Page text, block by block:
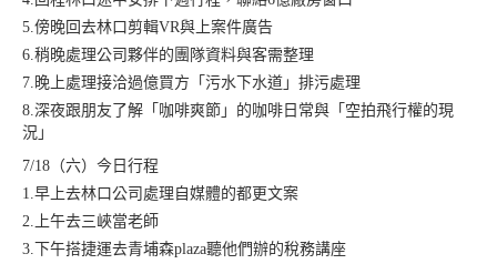
5.傍晚回去林口剪輯VR與上案件廣告
6.稍晚處理公司夥伴的團隊資料與客需整理
7.晚上處理接洽過億買方「污水下水道」排污處理
8.深夜跟朋友了解「咖啡爽節」的咖啡日常與「空拍飛行權的現
況」
7/18（六）今日行程
1.早上去林口公司處理自媒體的都更文案
2.上午去三峽當老師
3.下午搭捷運去青埔森plaza聽他們辦的稅務講座